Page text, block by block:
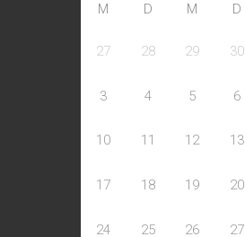
M D M D
27 28 29 30
3 4 5 6
10 11 12 13
17 18 19 20
24 25 26 27